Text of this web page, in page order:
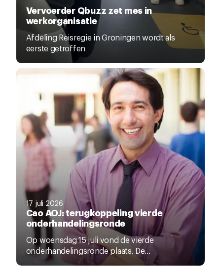
Vervoerder Qbuzz zet mes in
werkorganisatie
Afdeling Reisregie in Groningen wordt als
eerste getroffen
17 juli 2026
Cao AOJ: terugkoppeling vierde
onderhandelingsronde
Op woensdag 15 juli vond de vierde
onderhandelingsronde plaats. De...